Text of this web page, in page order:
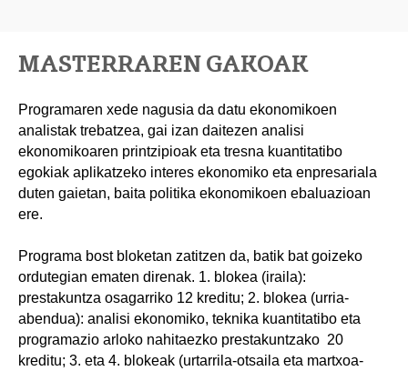
MASTERRAREN GAKOAK
Programaren xede nagusia da datu ekonomikoen
analistak trebatzea, gai izan daitezen analisi
ekonomikoaren printzipioak eta tresna kuantitatibo
egokiak aplikatzeko interes ekonomiko eta enpresariala
duten gaietan, baita politika ekonomikoen ebaluazioan
ere.
Programa bost bloketan zatitzen da, batik bat goizeko
ordutegian ematen direnak. 1. blokea (iraila):
prestakuntza osagarriko 12 kreditu; 2. blokea (urria-
abendua): analisi ekonomiko, teknika kuantitatibo eta
programazio arloko nahitaezko prestakuntzako 20
kreditu; 3. eta 4. blokeak (urtarrila-otsaila eta martxoa-